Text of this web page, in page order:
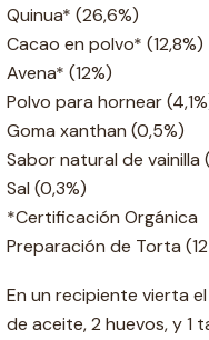
Quinua* (26,6%)
Cacao en polvo* (12,8%)
Avena* (12%)
Polvo para hornear
Goma xanthan (0,5%)
Sabor natural de vainilla
Sal (0,3%)
*Certificación Orgánica
Preparación de Torta
En un recipiente vierta
de aceite, 2 huevos, y 1